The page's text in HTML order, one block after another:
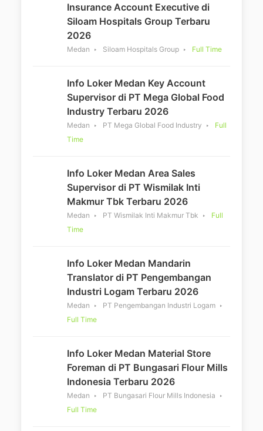
Insurance Account Executive di
Siloam Hospitals Group Terbaru
2026
Medan Siloam Hospitals Group Full Time
Info Loker Medan Key Account
Supervisor di PT Mega Global Food
Industry Terbaru 2026
Medan PT Mega Global Food Industry
Full
Time
Info Loker Medan Area Sales
Supervisor di PT Wismilak Inti
Makmur Tbk Terbaru 2026
Medan PT Wismilak Inti Makmur Tbk
Full
Time
Info Loker Medan Mandarin
Translator di PT Pengembangan
Industri Logam Terbaru 2026
Medan
PT Pengembangan Industri Logam
Full Time
Info Loker Medan Material Store
Foreman di PT Bungasari Flour Mills
Indonesia Terbaru 2026
Medan
PT Bungasari Flour Mills Indonesia
Full Time